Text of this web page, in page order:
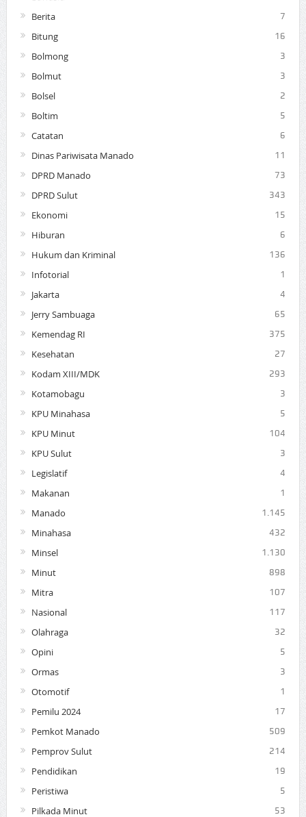
Berita 7
Bitung 16
Bolmong 3
Bolmut 3
Bolsel 2
Boltim 5
Catatan 6
Dinas Pariwisata Manado 11
DPRD Manado 73
DPRD Sulut 343
Ekonomi 15
Hiburan 6
Hukum dan Kriminal 136
Infotorial 1
Jakarta 4
Jerry Sambuaga 65
Kemendag RI 375
Kesehatan 27
Kodam XIII/MDK 293
Kotamobagu 3
KPU Minahasa 5
KPU Minut 104
KPU Sulut 3
Legislatif 4
Makanan 1
Manado 1.145
Minahasa 432
Minsel 1.130
Minut 898
Mitra 107
Nasional 117
Olahraga 32
Opini 5
Ormas 3
Otomotif 1
Pemilu 2024 17
Pemkot Manado 509
Pemprov Sulut 214
Pendidikan 19
Peristiwa 5
Pilkada Minut 53